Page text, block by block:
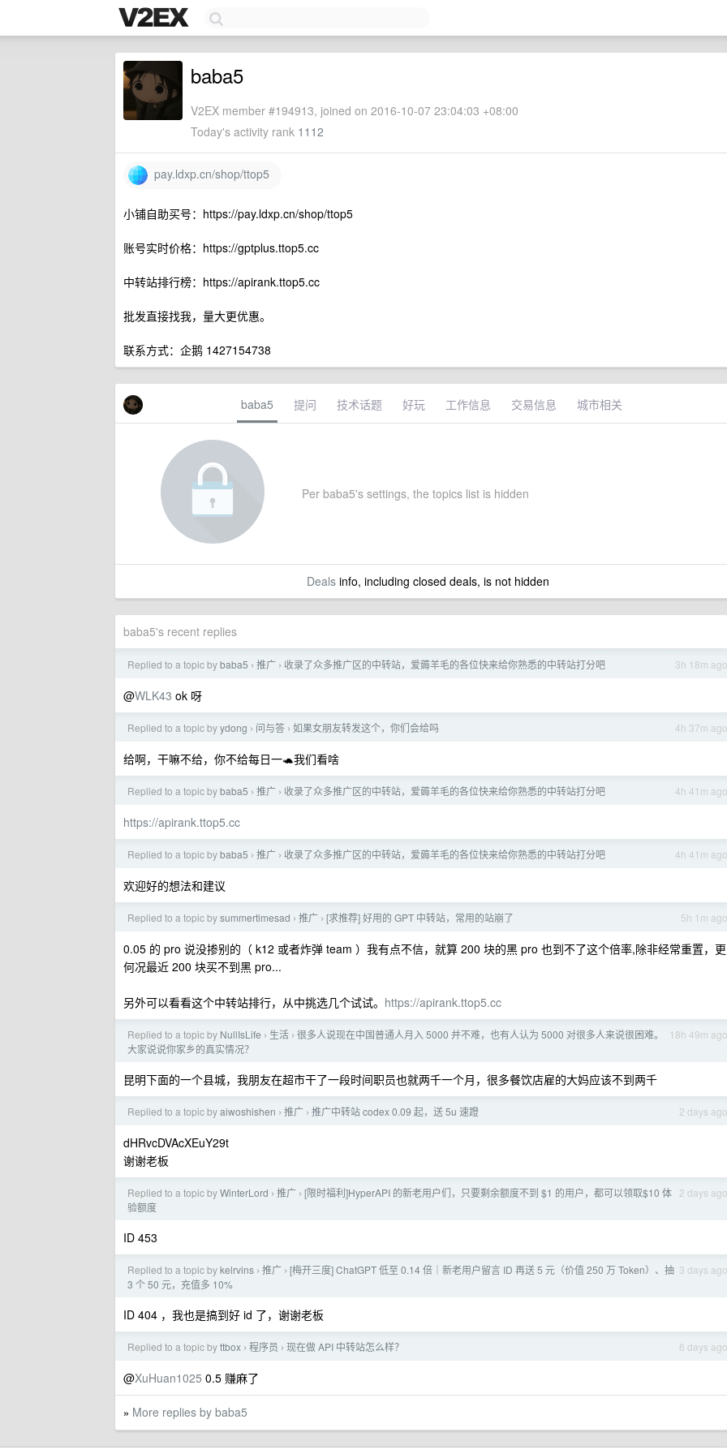
baba5
V2EX member #194913, joined on 2016-10-07 23:04:03 +08:00
Today's activity rank 1112
pay.ldxp.cn/shop/ttop5
小铺自助买号：https://pay.ldxp.cn/shop/ttop5
账号实时价格：https://gptplus.ttop5.cc
中转站排行榜：https://apirank.ttop5.cc
批发直接找我，量大更优惠。
联系方式：企鹅 1427154738
baba5 提问 技术话题 好玩 工作信息 交易信息 城市相关
Per baba5's settings, the topics list is hidden
Dealsinfo, including closed deals, is not hidden
baba5's recent replies
3h 18m ago
Replied to a topic bybaba5 › 推广 › 收录了众多推广区的中转站，爱薅羊毛的各位快来给你熟悉的中转站打分吧
@WLK43 ok 呀
4h 37m ago
Replied to a topic byydong › 问与答 › 如果女朋友转发这个，你们会给吗
给啊，干嘛不给，你不给每日一🐢我们看啥
4h 41m ago
Replied to a topic bybaba5 › 推广 › 收录了众多推广区的中转站，爱薅羊毛的各位快来给你熟悉的中转站打分吧
https://apirank.ttop5.cc
4h 41m ago
Replied to a topic bybaba5 › 推广 › 收录了众多推广区的中转站，爱薅羊毛的各位快来给你熟悉的中转站打分吧
欢迎好的想法和建议
5h 1m ago
Replied to a topic bysummertimesad › 推广 › [求推荐] 好用的 GPT 中转站，常用的站崩了
0.05 的 pro 说没掺别的（ k12 或者炸弹 team ）我有点不信，就算 200 块的黑 pro 也到不了这个倍率,除非经常重置，更
何况最近 200 块买不到黑 pro...
另外可以看看这个中转站排行，从中挑选几个试试。 https://apirank.ttop5.cc
18h 49m ago
Replied to a topic by NullIsLife › 生活 › 很多人说现在中国普通人月入 5000 并不难，也有人认为 5000 对很多人来说很困难。
大家说说你家乡的真实情况？
昆明下面的一个县城，我朋友在超市干了一段时间职员也就两千一个月，很多餐饮店雇的大妈应该不到两千
2 days ago
Replied to a topic byaiwoshishen › 推广 › 推广中转站 codex 0.09 起，送 5u 速蹬
dHRvcDVAcXEuY29t
谢谢老板
2 days ago
Replied to a topic byWinterLord › 推广 › [限时福利]HyperAPI 的新老用户们，只要剩余额度不到 $1 的用户，都可以领取$10 体
验额度
ID 453
3 days ago
Replied to a topic bykelrvins › 推广 › [梅开三度] ChatGPT 低至 0.14 倍｜新老用户留言 ID 再送 5 元（价值 250 万 Token）、抽
3 个 50 元，充值多 10%
ID 404 ，我也是搞到好 id 了，谢谢老板
6 days ago
Replied to a topic byttbox › 程序员 › 现在做 API 中转站怎么样？
@XuHuan1025 0.5 赚麻了
» More replies by baba5